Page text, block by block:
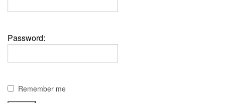
Password:
Remember me